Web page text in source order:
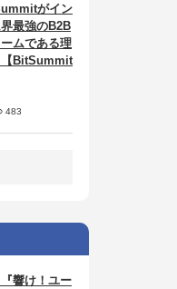
がイン
最強のB2B
ムである理
【BitSummit
483
『響け！ユー